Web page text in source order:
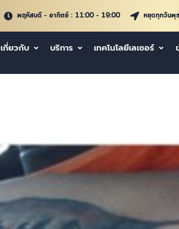
พฤหัสบดี - อาทิตย์ : 11:00 - 19:00 หยุดทุกวันพุ
เกี่ยวกับ บริการ เทคโนโลยีเลเซอร์